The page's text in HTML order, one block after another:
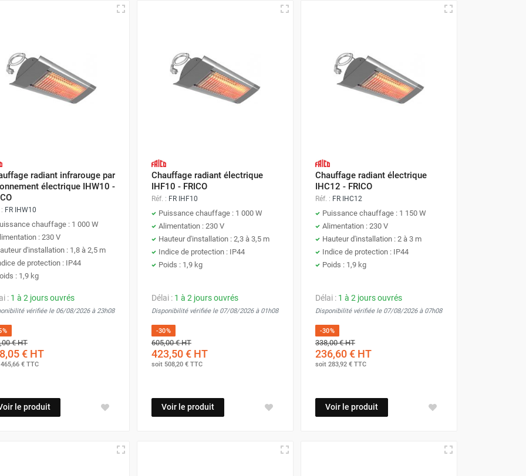
radiant infrarouge par
électrique IHW10 -
FR IHW10
chauffage : 1 000 W
: 230 V
d'installation : 1,8 à 2,5 m
de protection : IP44
: 1,9 kg
: 1 à 2 jours ouvrés
vérifiée le 06/08/2026 à 23h08
€HT
€ HT
465,66 € TTC
le produit
Chauffage radiant électrique
IHF10 - FRICO
Réf. : FR IHF10
Puissance chauffage : 1 000 W
Alimentation : 230 V
Hauteur d'installation : 2,3 à 3,5 m
Indice de protection : IP44
Poids : 1,9 kg
Délai : 1 à 2 jours ouvrés
Disponibilité vérifiée le 07/08/2026 à 01h08
-30%
605,00 €HT
423,50 €HT
soit 508,20 €TTC
Voir le produit
Chauffage radiant électrique
IHC12 - FRICO
Réf. : FR IHC12
Puissance chauffage : 1 150 W
Alimentation : 230 V
Hauteur d'installation : 2 à 3 m
Indice de protection : IP44
Poids : 1,9 kg
Délai : 1 à 2 jours ouvrés
Disponibilité vérifiée le 07/08/2026 à 07h08
-30%
338,00 €HT
236,60 €HT
soit 283,92 €TTC
Voir le produit